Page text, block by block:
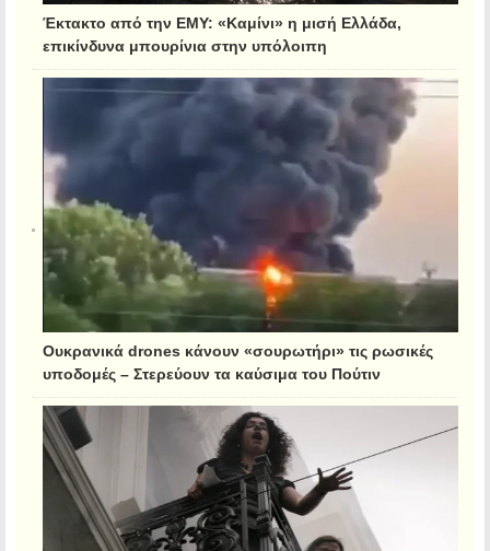
Έκτακτο από την ΕΜΥ: «Καμίνι» η μισή Ελλάδα,
επικίνδυνα μπουρίνια στην υπόλοιπη
Ουκρανικά drones κάνουν «σουρωτήρι» τις ρωσικές
υποδομές – Στερεύουν τα καύσιμα του Πούτιν